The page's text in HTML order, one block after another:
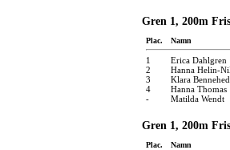
Gren 1, 200m
Plac. Namn
1 Erica Dahlgren
2
Hanna Helin-
3
Klara Bennehed
4
Hanna Thomas
-
Matilda Wendt
Gren 1, 200m
Plac. Namn